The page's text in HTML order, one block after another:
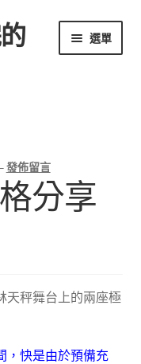
選單
發佈留言
分享
天秤舞台上的兩座極
，快是由於預備充